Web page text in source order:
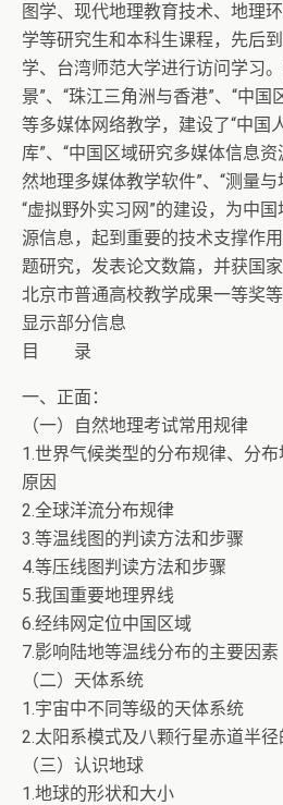
图学、现代地理教育技术、地理
学等研究生和本科生课程，先后
学、台湾师范大学进行访问学习
景”、“珠江三角洲与香港”、“中国
等多媒体网络教学，建设了“中国
库”、“中国区域研究多媒体信息
然地理多媒体教学软件”、“测量
“虚拟野外实习网”的建设，为中
源信息，起到重要的技术支撑作
题研究，发表论文数篇，并获国
北京市普通高校教学成果一等奖等
显示部分信息
目 录
一、正面：
（一）自然地理考试常用规律
1.世界气候类型的分布规律、分
原因
2.全球洋流分布规律
3.等温线图的判读方法和步骤
4.等压线图判读方法和步骤
5.我国重要地理界线
6.经纬网定位中国区域
7.影响陆地等温线分布的主要因素
（二）天体系统
1.宇宙中不同等级的天体系统
2.太阳系模式及八颗行星赤道半
（三）认识地球
1.地球的形状和大小